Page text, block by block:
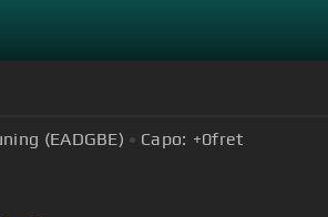
(EADGBE) Capo: +0fret